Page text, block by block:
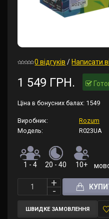
0 відгуків / Написати
1 549 ГРН.
Ціна в бонусних балах: 1549
Виробник:
Rozum
Модель:
R023UA
1 - 4 20 - 40 10+
ШВИДКЕ ЗАМОВЛЕННЯ